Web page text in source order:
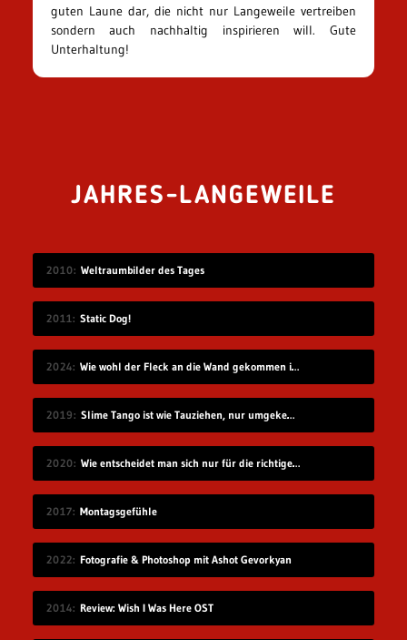
guten Laune dar, die nicht nur Langeweile vertreiben
sondern auch nachhaltig inspirieren will. Gute
Unterhaltung!
JAHRES-LANGEWEILE
2010 Weltraumbilder des Tages
2011 Static Dog!
2024 Wie wohl der Fleck an die Wand gekommen ist?
2019 Slime Tango ist wie Tauziehen, nur umgekehrt
2020 Wie entscheidet man sich nur für die richtige Idee?
2017 Montagsgefühle
2022 Fotografie & Photoshop mit Ashot Gevorkyan
2014 Review: Wish I Was Here OST